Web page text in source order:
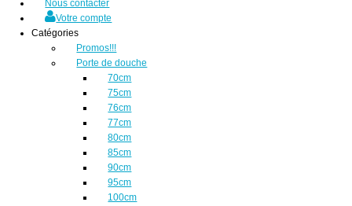
Nous contacter
Votre compte
Catégories
Promos!!!
Porte de douche
70cm
75cm
76cm
77cm
80cm
85cm
90cm
95cm
100cm